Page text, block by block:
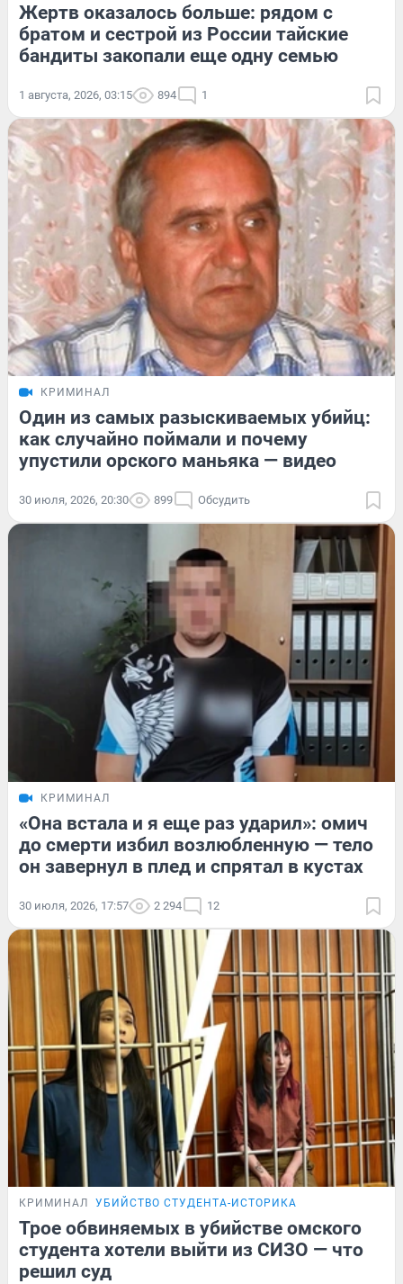
Жертв оказалось больше: рядом с
братом и сестрой из России тайские
бандиты закопали еще одну семью
1 августа, 2026, 03:15 894 1
КРИМИНАЛ
Один из самых разыскиваемых убийц:
как случайно поймали и почему
упустили орского маньяка — видео
30 июля, 2026, 20:30 899 Обсудить
КРИМИНАЛ
«Она встала и я еще раз ударил»: омич
до смерти избил возлюбленную — тело
он завернул в плед и спрятал в кустах
30 июля, 2026, 17:57 2 294 12
КРИМИНАЛ УБИЙСТВО СТУДЕНТА-ИСТОРИКА
Трое обвиняемых в убийстве омского
студента хотели выйти из СИЗО — что
решил суд